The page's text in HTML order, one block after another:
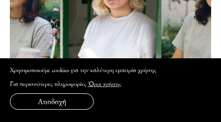
Xρησιμοποιούμε cookies για την καλύτερη εμπειρία χρήσης
Για περισσότερες πληροφορίεςΌροι χρήσης
Αποδοχή